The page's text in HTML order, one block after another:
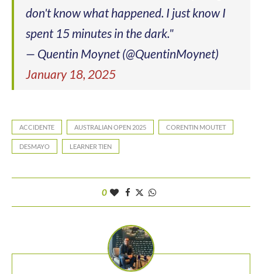
don't know what happened. I just know I
spent 15 minutes in the dark."
— Quentin Moynet (@QuentinMoynet)
January 18, 2025
ACCIDENTE AUSTRALIAN OPEN 2025 CORENTIN MOUTET
DESMAYO LEARNER TIEN
0